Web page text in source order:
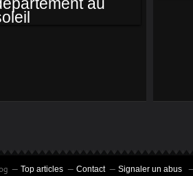
SOLEIL
Top articles Contact Signaler un abus